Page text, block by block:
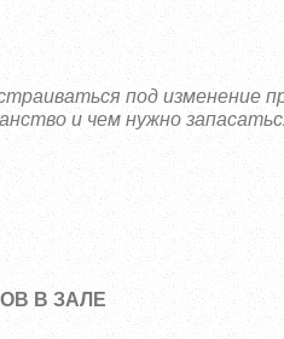
под изменение
и чем нужно
В ЗАЛЕ